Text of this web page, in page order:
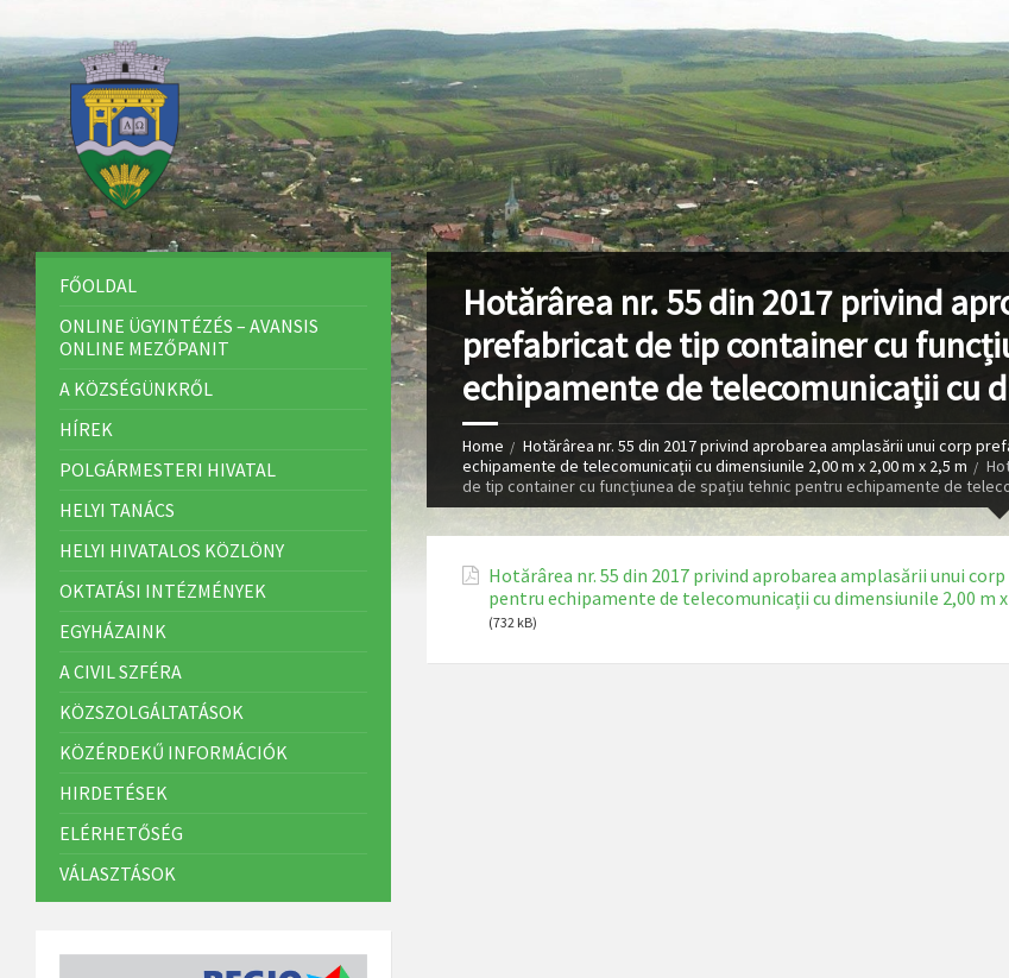
Hotărârea nr. 55 din 2017 privind
prefabricat de tip container cu
echipamente de telecomunicații cu
Home
Hotărârea nr. 55 din 2017 privind aprobarea amplasării unui corp
echipamente de telecomunicații cu dimensiunile 2,00 m x 2,00 m x 2,5 m
de tip container cu funcțiunea de spațiu tehnic pentru echipamente de
Hotărârea nr. 55 din 2017 privind aprobarea amplasării unui
pentru echipamente de telecomunicații cu dimensiunile 2,00 m x
(732 kB)
FŐOLDAL
ONLINE ÜGYINTÉZÉS – AVANSIS
ONLINE MEZŐPANIT
A KÖZSÉGÜNKRŐL
HÍREK
POLGÁRMESTERI HIVATAL
HELYI TANÁCS
HELYI HIVATALOS KÖZLÖNY
OKTATÁSI INTÉZMÉNYEK
EGYHÁZAINK
A CIVIL SZFÉRA
KÖZSZOLGÁLTATÁSOK
KÖZÉRDEKŰ INFORMÁCIÓK
HIRDETÉSEK
ELÉRHETŐSÉG
VÁLASZTÁSOK